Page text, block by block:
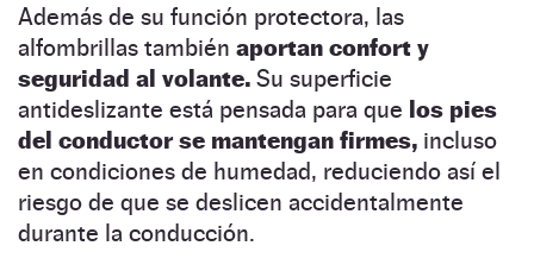
Además de su función protectora, las
alfombrillas también aportan confort y
seguridad al volante. Su superficie
antideslizante está pensada para que los pies
del conductor se mantengan firmes, incluso
en condiciones de humedad, reduciendo así el
riesgo de que se deslicen accidentalmente
durante la conducción.